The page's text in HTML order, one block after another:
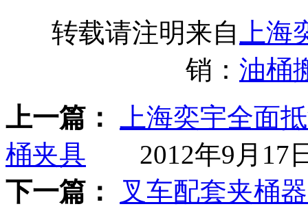
转载请注明来自
上
销： 油桶
上一篇：
上海奕宇全面
桶夹具 2012年9月17
下一篇：
叉车配套夹桶